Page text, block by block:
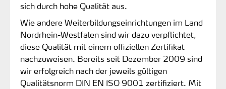
sich durch hohe Qualität aus.
Wie andere Weiterbildungseinrichtungen im Land
Nordrhein-Westfalen sind wir dazu verpflichtet,
diese Qualität mit einem offiziellen Zertifikat
nachzuweisen. Bereits seit Dezember 2009 sind
wir erfolgreich nach der jeweils gültigen
Qualitätsnorm DIN EN ISO 9001 zertifiziert. Mit